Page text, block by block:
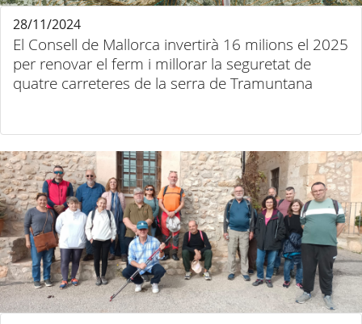
El Consell de Mallorca invertirà 16 milions el 2025
per renovar el ferm i millorar la seguretat de
quatre carreteres de la serra de Tramuntana
28/11/2024